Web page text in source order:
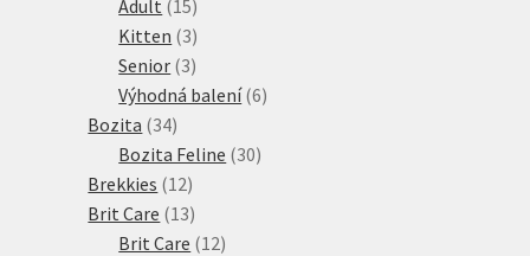
Adult 15
produktů
Kitten 33
produkty
Senior 33
produkty
Výhodná balení 66
Bozita 3434
produktů
Bozita Feline 3030
Brekkies 1212
produktů
Brit Care 1313
produktů
Brit Care 1212